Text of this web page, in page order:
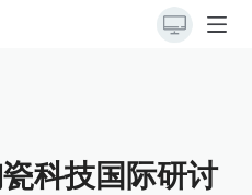
科技国际研讨